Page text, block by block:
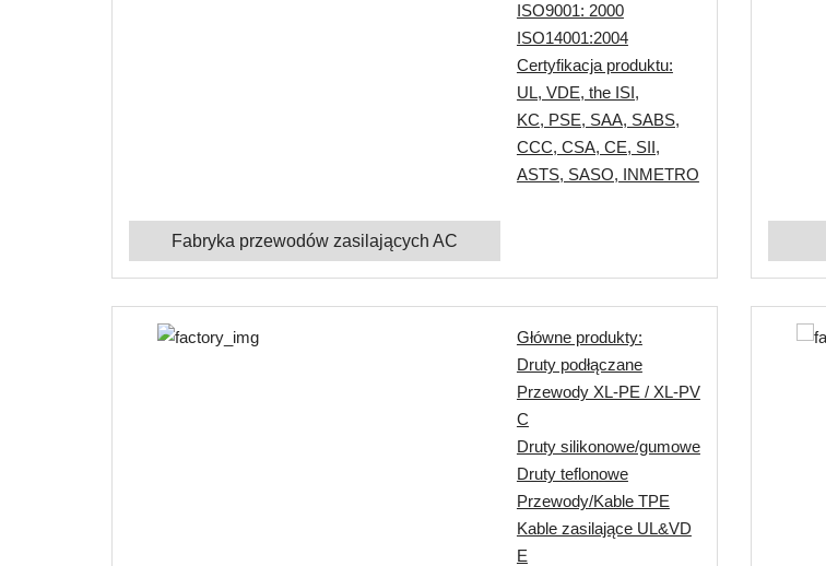
Fabryka przewodów zasilających AC
ISO9001: 2000
ISO14001:2004
Certyfikacja produktu:
UL, VDE, the ISI,
KC, PSE, SAA, SABS,
CCC, CSA, CE, SII,
ASTS, SASO, INMETRO
Główne produkty:
Druty podłączane
Przewody XL-PE / XL-PV
C
Druty silikonowe/gumowe
Druty teflonowe
Przewody/Kable TPE
Kable zasilające UL&VD
E